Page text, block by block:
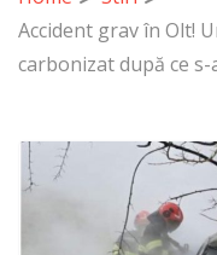
Accident grav în Olt!
carbonizat după ce